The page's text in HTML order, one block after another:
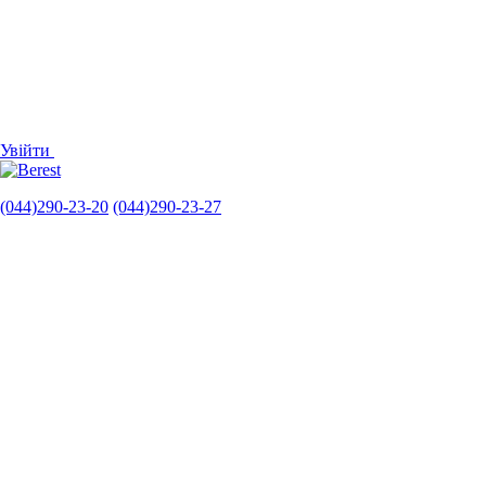
Увійти
(044)290-23-20 (044)290-23-27